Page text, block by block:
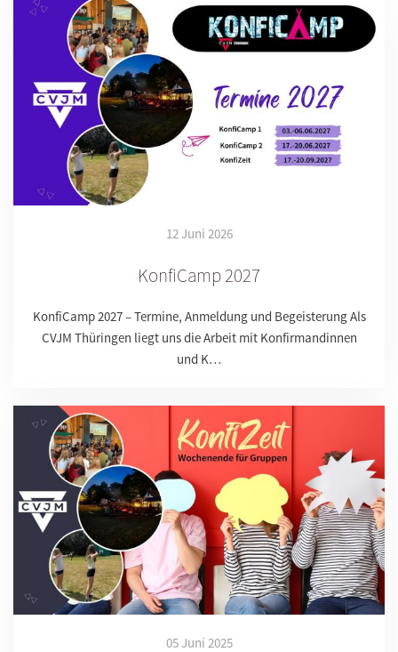
12 Juni 2026
KonfiCamp 2027
KonfiCamp 2027 – Termine, Anmeldung und Begeisterung Als
CVJM Thüringen liegt uns die Arbeit mit Konfirmandinnen
und K…
05 Juni 2025